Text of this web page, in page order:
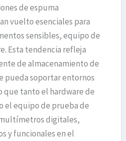
de espuma
vuelto esenciales para
sensibles, equipo de
Esta tendencia refleja
de almacenamiento de
pueda soportar entornos
que tanto el hardware de
el equipo de prueba de
digitales,
y funcionales en el